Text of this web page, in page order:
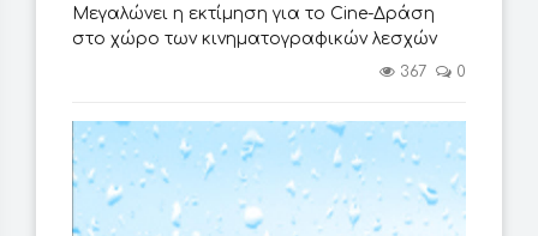
Μεγαλώνει η εκτίμηση για το Cine-Δράση
στο χώρο των κινηματογραφικών λεσχών
367 0